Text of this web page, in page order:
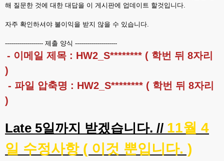
해 질문한 것에 대한 대답을 이 게시판에 업데이트 할것입니다.
자주 확인하셔야 불이익을 받지 않을 수 있습니다.
------------------- 제출 양식 ---------------------
- 이메일 제목 : HW2_S******** ( 학번 뒤 8자리
)
- 파일 압축명 : HW2_S******** ( 학번 뒤 8자리
)
Late 5일까지 받겠습니다. // 11월 4
일 수정사항 ( 이것 뿐입니다. )